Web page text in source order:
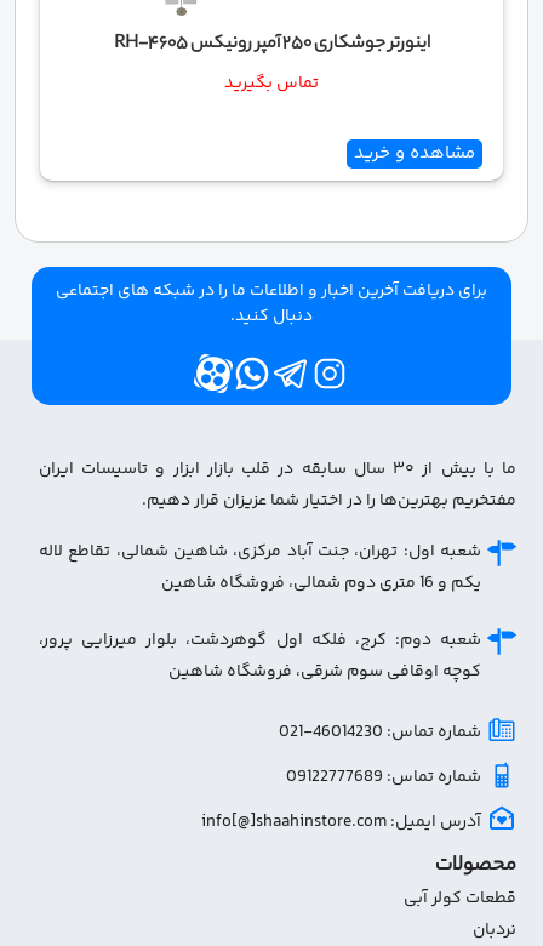
اینورتر جوشکاری 250 آمپر رونیکس RH-4605
تماس بگیرید
مشاهده و خرید
برای دریافت آخرین اخبار و اطلاعات ما را در شبکه های اجتماعی
دنبال کنید.
ما با بیش از ۳۰ سال سابقه در قلب بازار ابزار و تاسیسات ایران
مفتخریم بهترین‌ها را در اختیار شما عزیزان قرار دهیم.
شعبه اول: تهران، جنت آباد مرکزی، شاهین شمالی، تقاطع لاله
یکم و 16 متری دوم شمالی، فروشگاه شاهین
شعبه دوم: کرج، فلکه اول گوهردشت، بلوار میرزایی پرور،
کوچه اوقافی سوم شرقی، فروشگاه شاهین
شماره تماس: 46014230-021
شماره تماس: 09122777689
آدرس ایمیل: info[@]shaahinstore.com
محصولات
قطعات کولر آبی
نردبان